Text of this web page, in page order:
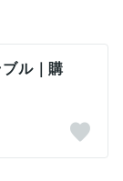
ル｜購